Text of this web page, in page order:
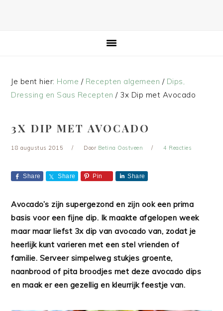
Je bent hier: Home / Recepten algemeen / Dips,
Dressing en Saus Recepten /3x Dip met Avocado
3X DIP MET AVOCADO
18 augustus 2015 Door Betina Oostveen 4 Reacties
Share Share Pin Share
Avocado’s zijn supergezond en zijn ook een prima
basis voor een fijne dip. Ik maakte afgelopen week
maar maar liefst 3x dip van avocado van, zodat je
heerlijk kunt varieren met een stel vrienden of
familie. Serveer simpelweg stukjes groente,
naanbrood of pita broodjes met deze avocado dips
en maak er een gezellig en kleurrijk feestje van.